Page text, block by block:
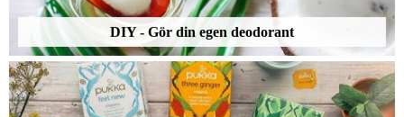
DIY - Gör din egen deodorant